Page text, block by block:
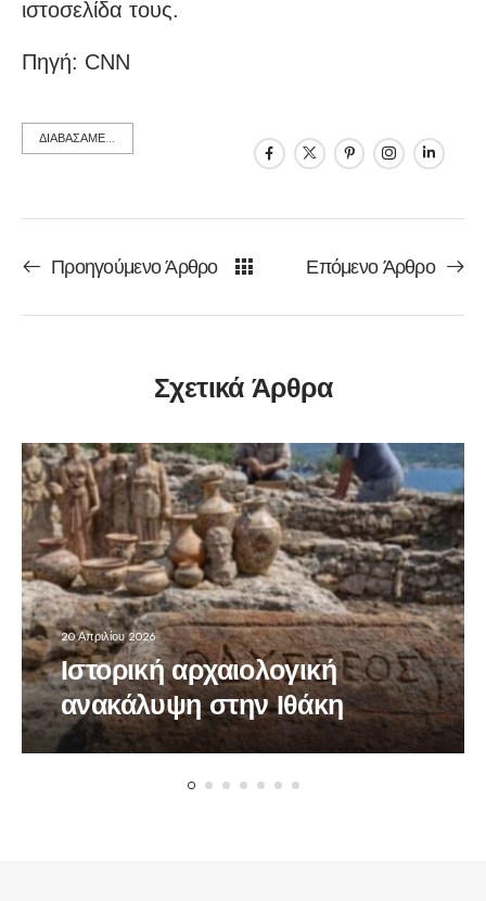
ιστοσελίδα τους.
Πηγή: CNN
ΔΙΑΒΑΣΑΜΕ...
Προηγούμενο Άρθρο Επόμενο Άρθρο
Σχετικά Άρθρα
20 Απριλίου 2026
Ιστορική αρχαιολογική
ανακάλυψη στην Ιθάκη